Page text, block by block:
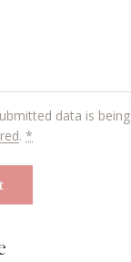
data is being
.*